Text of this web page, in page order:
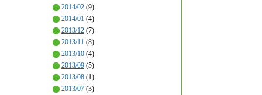
2014/02 (9)
2014/01 (4)
2013/12 (7)
2013/11 (8)
2013/10 (4)
2013/09 (5)
2013/08 (1)
2013/07 (3)